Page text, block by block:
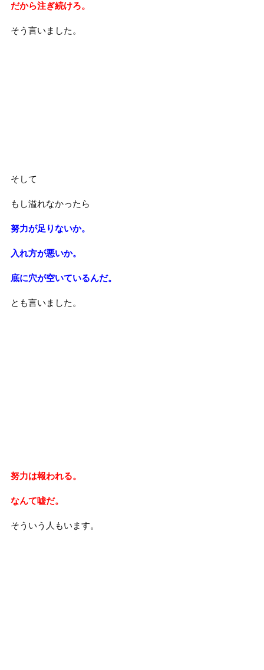
だから注ぎ続けろ。
そう言いました。
そして
もし溢れなかったら
努力が足りないか。
入れ方が悪いか。
底に穴が空いているんだ。
とも言いました。
努力は報われる。
なんて嘘だ。
そういう人もいます。